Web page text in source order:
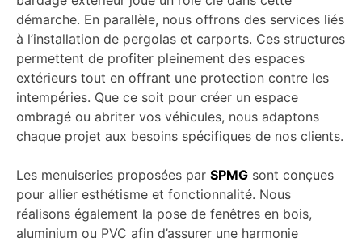
démarche. En parallèle, nous offrons des services liés
à l’installation de pergolas et carports. Ces structures
permettent de profiter pleinement des espaces
extérieurs tout en offrant une protection contre les
intempéries. Que ce soit pour créer un espace
ombragé ou abriter vos véhicules, nous adaptons
chaque projet aux besoins spécifiques de nos clients.
Les menuiseries proposées par SPMG sont conçues
pour allier esthétisme et fonctionnalité. Nous
réalisons également la pose de fenêtres en bois,
aluminium ou PVC afin d’assurer une harmonie